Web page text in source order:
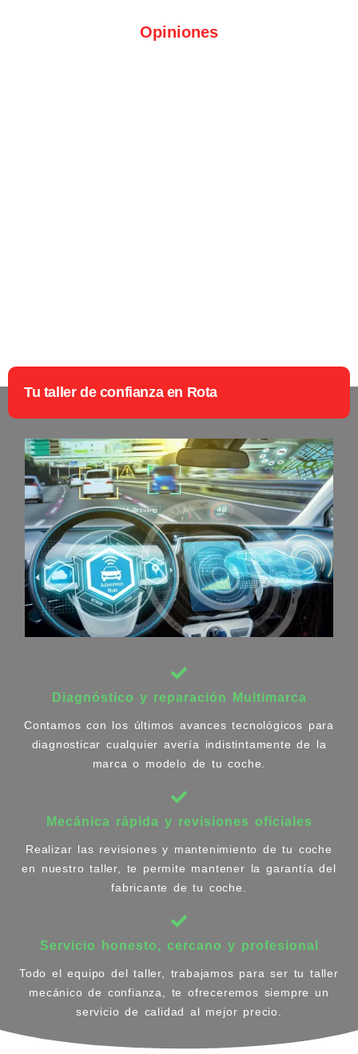
Opiniones
Tu taller de confianza en Rota
Diagnóstico y reparación Multimarca
Contamos con los últimos avances tecnológicos para
diagnosticar cualquier avería indistintamente de la
marca o modelo de tu coche.
Mecánica rápida y revisiones oficiales
Realizar las revisiones y mantenimiento de tu coche
en nuestro taller, te permite mantener la garantía del
fabricante de tu coche.
Servicio honesto, cercano y profesional
Todo el equipo del taller, trabajamos para ser tu taller
mecánico de confianza, te ofreceremos siempre un
servicio de calidad al mejor precio.